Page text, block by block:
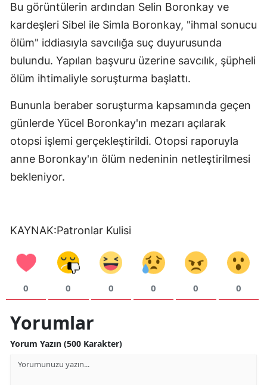
Bu görüntülerin ardından Selin Boronkay ve
kardeşleri Sibel ile Simla Boronkay, "ihmal sonucu
ölüm" iddiasıyla savcılığa suç duyurusunda
bulundu. Yapılan başvuru üzerine savcılık, şüpheli
ölüm ihtimaliyle soruşturma başlattı.
Bununla beraber soruşturma kapsamında geçen
günlerde Yücel Boronkay'ın mezarı açılarak
otopsi işlemi gerçekleştirildi. Otopsi raporuyla
anne Boronkay'ın ölüm nedeninin netleştirilmesi
bekleniyor.
KAYNAK:Patronlar Kulisi
0 0 0 0 0 0
Yorumlar
Yorum Yazın (500 Karakter)